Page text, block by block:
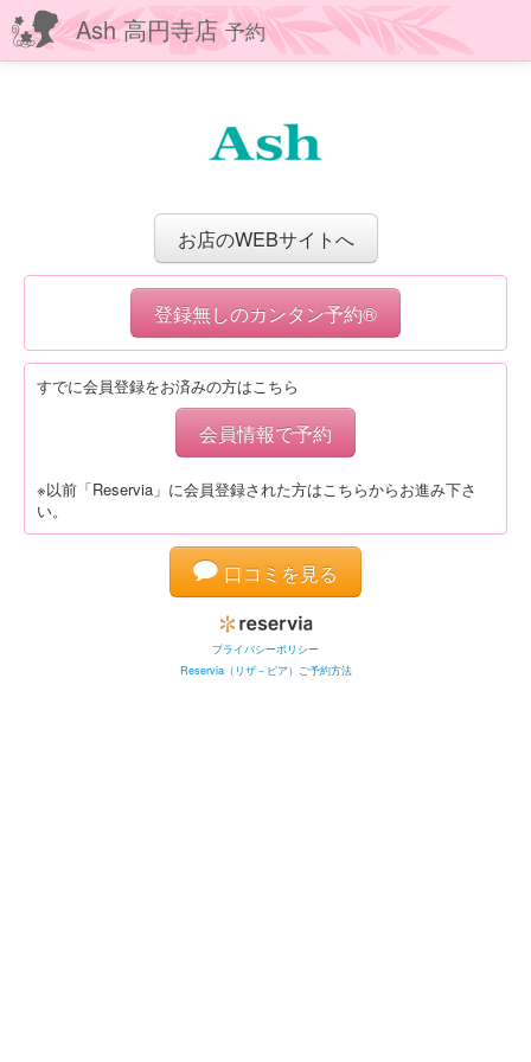
Ash 高円寺店予約
お店のWEBサイトへ
登録無しのカンタン予約®
すでに会員登録をお済みの方はこちら
会員情報で予約
※以前「Reservia」に会員登録された方はこちらからお進み下さ
い。
口コミを見る
プライバシーポリシー
Reservia（リザ－ビア）ご予約方法